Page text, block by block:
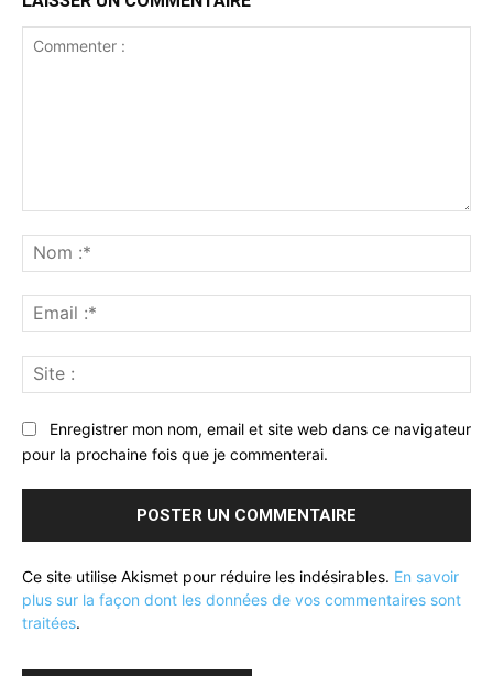
:*
:*
:
Enregistrer mon nom, email et site web dans ce navigateur
pour la prochaine fois que je commenterai.
Ce site utilise Akismet pour réduire les indésirables. En savoir
plus sur la façon dont les données de vos commentaires sont
traitées.